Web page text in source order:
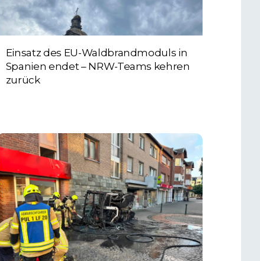
Einsatz des EU-Waldbrandmoduls in
Spanien endet – NRW-Teams kehren
zurück